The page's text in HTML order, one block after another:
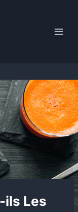
ils Les